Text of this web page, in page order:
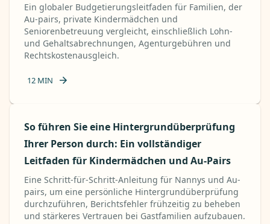
Ein globaler Budgetierungsleitfaden für Familien, der
Au-pairs, private Kindermädchen und
Seniorenbetreuung vergleicht, einschließlich Lohn-
und Gehaltsabrechnungen, Agenturgebühren und
Rechtskostenausgleich.
12 MIN
So führen Sie eine Hintergrundüberprüfung
Ihrer Person durch: Ein vollständiger
Leitfaden für Kindermädchen und Au-Pairs
Eine Schritt-für-Schritt-Anleitung für Nannys und Au-
pairs, um eine persönliche Hintergrundüberprüfung
durchzuführen, Berichtsfehler frühzeitig zu beheben
und stärkeres Vertrauen bei Gastfamilien aufzubauen.